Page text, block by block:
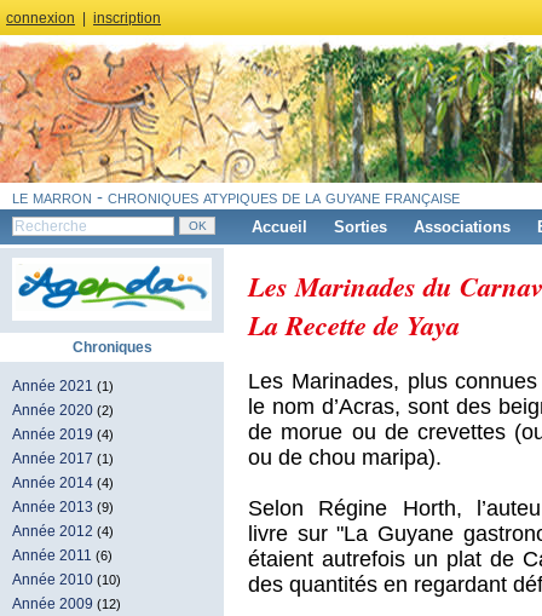
connexion inscription
le marron - chroniques atypiques de la guyane française
Accueil Sorties Associations
Chroniques
Année 2021 (1)
Année 2020 (2)
Année 2019 (4)
Année 2017 (1)
Année 2014 (4)
Année 2013 (9)
Année 2012 (4)
Année 2011 (6)
Année 2010 (10)
Année 2009 (12)
Les Marinades du
La Recette de Yaya
Les Marinades, plus
le nom d’Acras, sont des
de morue ou de crevettes
ou de chou maripa).
Selon Régine Horth,
livre sur "La Guyane
étaient autrefois un plat de
des quantités en regardant